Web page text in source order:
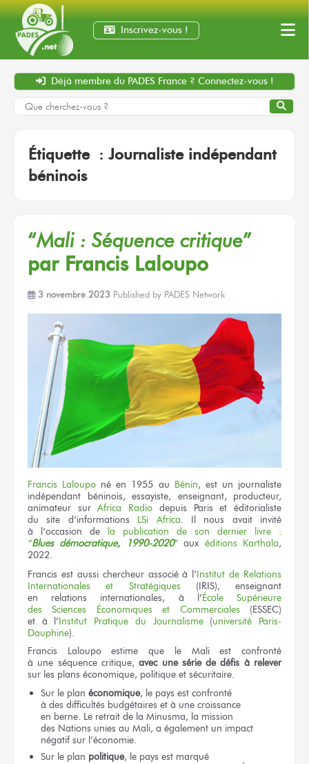
Inscrivez-vous !
Déjà membre du PADES France ? Connectez-vous !
Étiquette : Journaliste indépendant
béninois
“Mali : Séquence critique”
par Francis Laloupo
3 novembre 2023 Published by PADES Network
Francis Laloupo né en 1955 au Bénin, est un journaliste
indépendant béninois, essayiste, enseignant, producteur,
animateur surAfrica Radio depuis Paris et éditorialiste
du site d’informations
LSi Africa.
Il nous avait invité
à l’occasion
de la publication de son dernier
livre :
“Blues démocratique,1990-2020” aux éditions Karthala,
2022.
Francis est aussi chercheur associé à l’Institut de Relations
Internationaleset Stratégiques (IRIS), enseignant
en relations internationales,
à l’ÉcoleSupérieure
des Sciences Économiqueset Commerciales (ESSEC)
et à l’Institut Pratique du Journalisme(université Paris-
Dauphine).
Francis Laloupo estimeque le Mali
est confronté
à une séquencecritique,avec une série de défis à relever
sur les plans économique, politique et sécuritaire.
Sur le plan économique, le pays est confronté
à des difficultés budgétaireset à une croissance
en berne. Le retrait de la Minusma, la mission
des Nations unies au Mali, a également un impact
négatifsur l’économie.
Sur le plan politique, le pays est marqué